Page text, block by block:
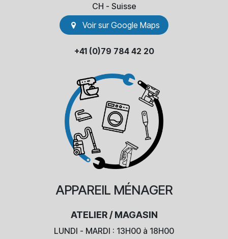
​CH - Suisse
Voir sur Go​​ogle Maps
+41 (0)79 784 42 20
APPAREIL MÉNAGER
ATELIER / MAGASIN
LUNDI - MARDI : 13H00 à 18H00